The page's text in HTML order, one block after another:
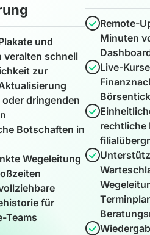
und
veralten schnell
zur
dringenden
Botschaften in
Wegeleitung
für
Teams
Remote-
Minuten
Live-
rechtliche